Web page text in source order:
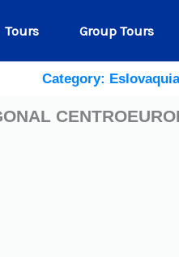
Tours Group Tours
Category: Eslovaquia